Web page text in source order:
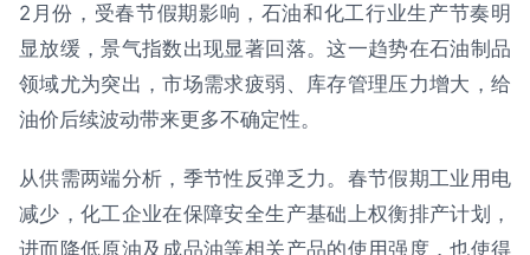
2月份，受春节假期影响，石油和化工行业生产节奏明
显放缓，景气指数出现显著回落。这一趋势在石油制品
领域尤为突出，市场需求疲弱、库存管理压力增大，给
油价后续波动带来更多不确定性。
从供需两端分析，季节性反弹乏力。春节假期工业用电
减少，化工企业在保障安全生产基础上权衡排产计划，
进而降低原油及成品油等相关产品的使用强度，也使得